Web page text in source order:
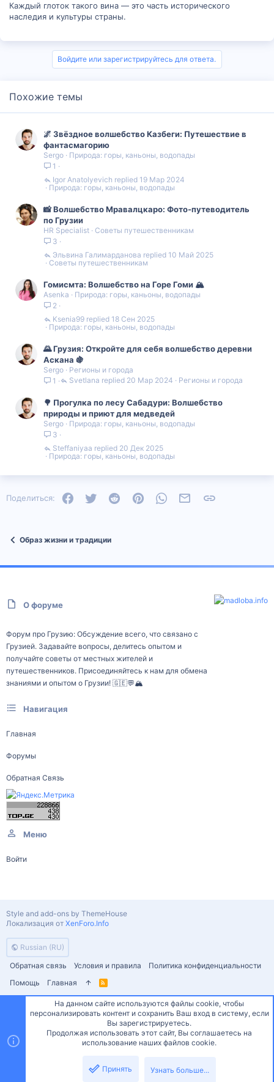
Каждый глоток такого вина — это часть исторического
наследия и культуры страны.
Войдите или зарегистрируйтесь для ответа.
Похожие темы
🌌 Звёздное волшебство Казбеги: Путешествие в
фантасмагорию
Sergo
Природа: горы, каньоны, водопады
1
Природа: горы, каньоны, водопады
19 Мар 2024
Igor Anatolyevich
📸 Волшебство Мравалцкаро: Фото-путеводитель
по Грузии
HR Specialist Советы путешественникам
3
Советы путешественникам
10 Май 2025
Эльвина Галимарданова
Гомисмта: Волшебство на Горе Гоми 🏔️
Asenka
Природа: горы, каньоны, водопады
2
Природа: горы, каньоны, водопады
18 Сен 2025
Ksenia99
🌄 Грузия: Откройте для себя волшебство деревни
Аскана 🍇
Sergo
Регионы и города
1
Регионы и города
20 Мар 2024
Svetlana
🌳 Прогулка по лесу Сабадури: Волшебство
природы и приют для медведей
Sergo
Природа: горы, каньоны, водопады
3
Природа: горы, каньоны, водопады
20 Дек 2025
Steffaniyaa
Поделиться: FacebookTwitter Reddit PinterestWhatsAppЭлектронная почта
Образ жизни и традиции
О форуме
Форум про Грузию: Обсуждение всего, что связано с
Грузией. Задавайте вопросы, делитесь опытом и
получайте советы от местных жителей и
путешественников. Присоединяйтесь к нам для обмена
знаниями и опытом о Грузии! 🇬🇪💬🏔️
Навигация
Главная
Форумы
Обратная Связь
Меню
Войти
Russian (RU)
Обратная связь
Условия и правила
Политика конфиденциальности
Помощь
Главная
S
Style and add-ons by ThemeHouse
Локализация от XenForo.Info
СверхуСнизу
На данном сайте используются файлы cookie, чтобы
персонализировать контент и сохранить Ваш вход в систему, если
Вы зарегистрируетесь.
Продолжая использовать этот сайт, Вы соглашаетесь на
использование наших файлов cookie.
Принять Узнать больше...